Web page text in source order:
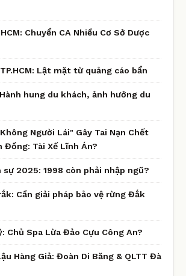
Chuyển CA Nhiều Cơ Sở Dược
Lật mặt từ quảng cáo bẩn
hung du khách, ảnh hưởng du
Người Lái" Gây Tai Nạn Chết
Đồng: Tài Xế Lĩnh Án?
sự 2025: 1998 còn phải nhập ngũ?
Cần giải pháp bảo vệ rừng Đắk
Chủ Spa Lừa Đảo Cựu Công An?
Hàng Giả: Đoàn Di Băng & QLTT Đà